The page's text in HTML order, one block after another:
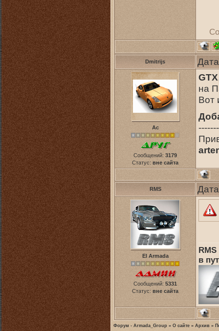
Dmitrijs
Ас
Сообщений: 3179
Статус: вне сайта
GTX
на
Вот
RMS
El Armada
Сообщений: 5331
Статус: вне сайта
в
Форум - Armada_Group » О сайте » Архив »